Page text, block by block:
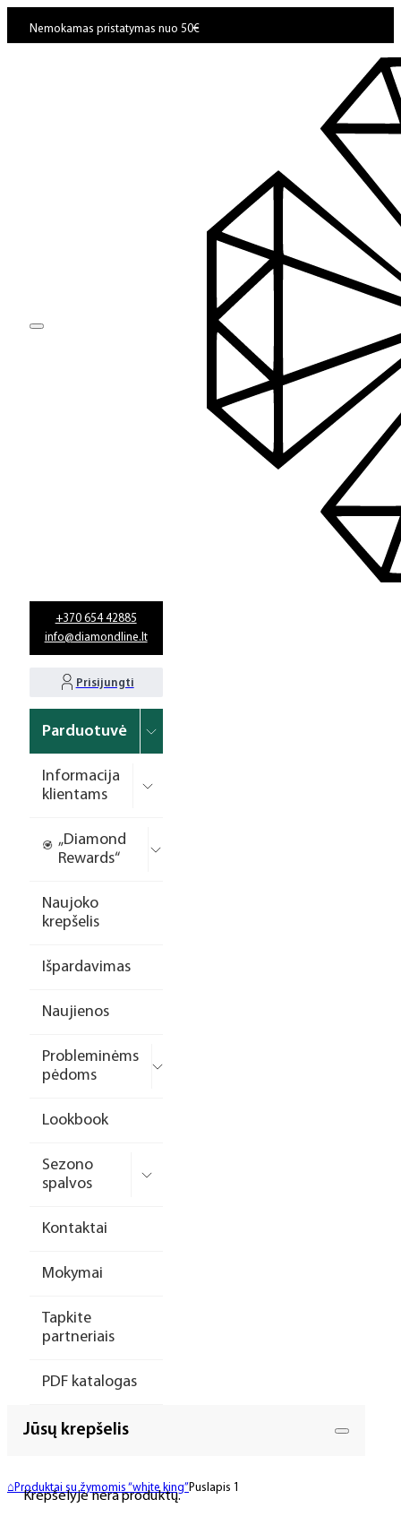
Nemokamas pristatymas nuo 50€
+370 654 42885
info@diamondline.lt
Prisijungti
Parduotuvė
Informacija
klientams
„Diamond
Rewards“
Naujoko
krepšelis
Išpardavimas
Naujienos
Probleminėms
pėdoms
Lookbook
Sezono
spalvos
Kontaktai
Mokymai
Tapkite
partneriais
PDF katalogas
Jūsų krepšelis
Krepšelyje nėra produktų.
⌂ Produktai su žymomis “white king” Puslapis 1